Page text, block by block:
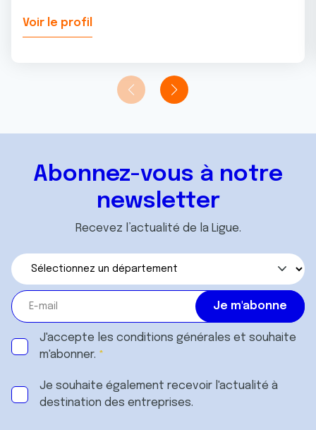
Voir le profil
Abonnez-vous à notre
newsletter
Recevez l’actualité de la Ligue.
J'accepte les conditions générales et souhaite
m'abonner.
Je souhaite également recevoir l'actualité à
destination des entreprises.